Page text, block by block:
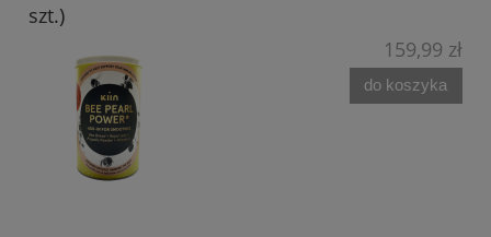
szt.)
159,99 zł
do koszyka